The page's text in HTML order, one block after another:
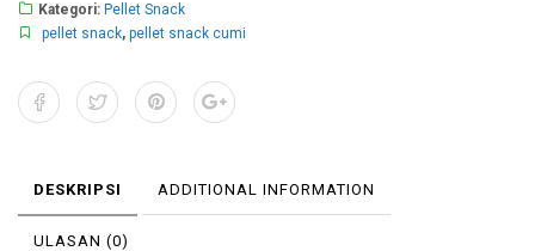
Kategori: Pellet Snack
pellet snack, pellet snack cumi
DESKRIPSI ADDITIONAL INFORMATION
ULASAN (0)